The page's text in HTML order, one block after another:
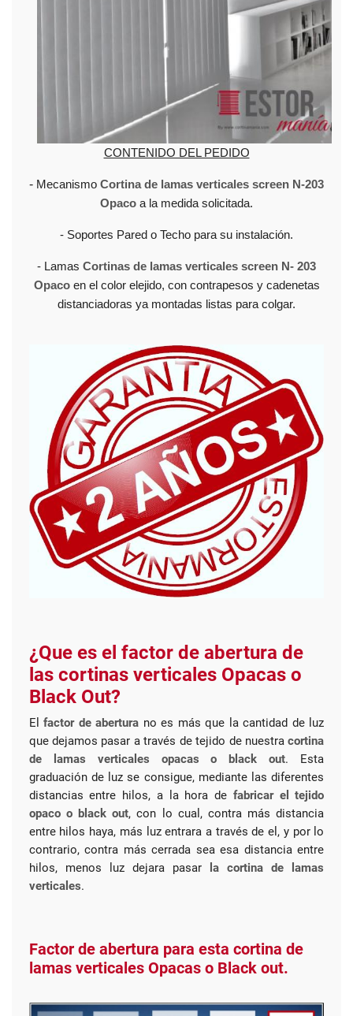
CONTENIDO DEL PEDIDO
- Mecanismo Cortina de lamas verticales screen N-203
Opaco a la medida solicitada.
- Soportes Pared o Techo para su instalación.
- Lamas Cortinas de lamas verticales screen N- 203
Opaco en el color elejido, con contrapesos y cadenetas
distanciadoras ya montadas listas para colgar.
¿Que es el factor de abertura de
las cortinas verticales Opacas o
Black Out?
Elfactor de abertura no es más que la cantidad de luz
que dejamos pasar a través de tejido de nuestracortina
de lamas verticales opacas o black out. Esta
graduación de luz se consigue, mediante las diferentes
distancias entre hilos, a la hora de fabricar el tejido
opaco o black out, con lo cual, contra más distancia
entre hilos haya, más luz entrara a través de el, y por lo
contrario, contra más cerrada sea esa distancia entre
hilos, menos luz dejara pasar
la cortina de lamas
verticales.
Factor de abertura para esta cortina de
lamas verticales Opacas o Black out.